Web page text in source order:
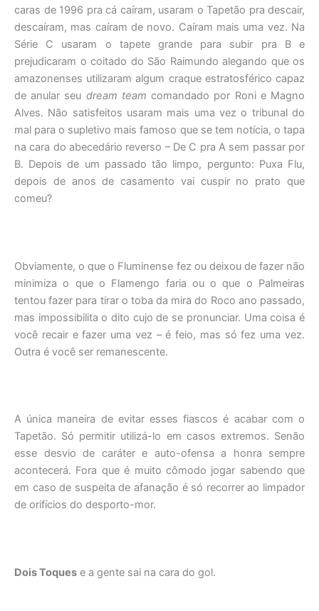
caras de 1996 pra cá caíram, usaram o Tapetão pra descair,
descaíram, mas caíram de novo. Caíram mais uma vez. Na
Série C usaram o tapete grande para subir pra B e
prejudicaram o coitado do São Raimundo alegando que os
amazonenses utilizaram algum craque estratosférico capaz
de anular seu dream team comandado por Roni e Magno
Alves. Não satisfeitos usaram mais uma vez o tribunal do
mal para o supletivo mais famoso que se tem notícia, o tapa
na cara do abecedário reverso – De C pra A sem passar por
B. Depois de um passado tão limpo, pergunto: Puxa Flu,
depois de anos de casamento vai cuspir no prato que
comeu?
Obviamente, o que o Fluminense fez ou deixou de fazer não
minimiza o que o Flamengo faria ou o que o Palmeiras
tentou fazer para tirar o toba da mira do Roco ano passado,
mas impossibilita o dito cujo de se pronunciar. Uma coisa é
você recair e fazer uma vez – é feio, mas só fez uma vez.
Outra é você ser remanescente.
A única maneira de evitar esses fiascos é acabar com o
Tapetão. Só permitir utilizá-lo em casos extremos. Senão
esse desvio de caráter e auto-ofensa a honra sempre
acontecerá. Fora que é muito cômodo jogar sabendo que
em caso de suspeita de afanação é só recorrer ao limpador
de orifícios do desporto-mor.
Dois Toques e a gente sai na cara do gol.